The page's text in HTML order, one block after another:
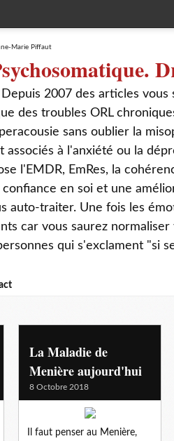
2007 des articles
des troubles ORL
sans oublier la
associés à l'anxiété ou la
l'EMDR, EmRes, la
en soi et une
auto-traiter. Une fois les
car vous saurez
qui s'exclament "si
La Maladie de
Menière aujourd'hui
8 Octobre 2018
Il faut penser au Menière,